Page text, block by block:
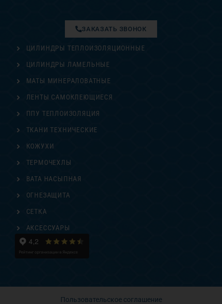
ЦИЛИНДРЫ ТЕПЛОИЗОЛЯЦИОННЫЕ
ЦИЛИНДРЫ ЛАМЕЛЬНЫЕ
МАТЫ МИНЕРАЛОВАТНЫЕ
ЛЕНТЫ САМОКЛЕЮЩИЕСЯ
ППУ ТЕПЛОИЗОЛЯЦИЯ
ТКАНИ ТЕХНИЧЕСКИЕ
ЗАКАЗАТЬ ЗВОНОК
КОЖУХИ
ТЕРМОЧЕХЛЫ
ВАТА НАСЫПНАЯ
ОГНЕЗАЩИТА
СЕТКА
АКСЕССУАРЫ
Пользовательское соглашение